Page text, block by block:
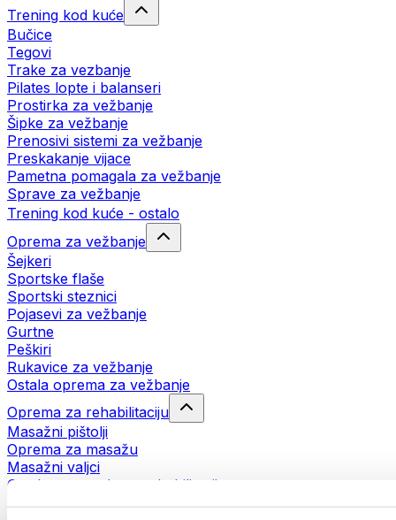
Trening kod kuće
Bučice
Tegovi
Trake za vezbanje
Pilates lopte i balanseri
Prostirka za vežbanje
Šipke za vežbanje
Prenosivi sistemi za vežbanje
Preskakanje vijace
Pametna pomagala za vežbanje
Sprave za vežbanje
Trening kod kuće - ostalo
Oprema za vežbanje
Šejkeri
Sportske flaše
Sportski steznici
Pojasevi za vežbanje
Gurtne
Peškiri
Rukavice za vežbanje
Ostala oprema za vežbanje
Oprema za rehabilitaciju
Masažni pištolji
Oprema za masažu
Masažni valjci
Ostala pomagala za rehabilitaciju
Torbe i rančevi